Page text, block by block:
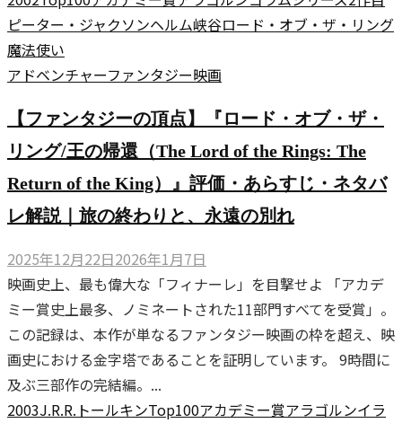
ピーター・ジャクソンヘルム峡谷ロード・オブ・ザ・リング
魔法使い
アドベンチャーファンタジー映画
【ファンタジーの頂点】『ロード・オブ・ザ・
リング/王の帰還（The Lord of the Rings: The
Return of the King）』評価・あらすじ・ネタバ
レ解説｜旅の終わりと、永遠の別れ
2025年12月22日2026年1月7日
映画史上、最も偉大な「フィナーレ」を目撃せよ 「アカデ
ミー賞史上最多、ノミネートされた11部門すべてを受賞」。
この記録は、本作が単なるファンタジー映画の枠を超え、映
画史における金字塔であることを証明しています。 9時間に
及ぶ三部作の完結編。...
2003J.R.R.トールキンTop100アカデミー賞アラゴルンイラ